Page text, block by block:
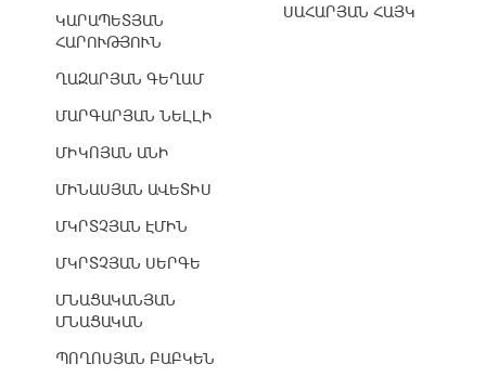
ԿԱՐԱՊԵՏՅԱՆ
ՀԱՐՈՒԹՅՈՒՆ
ՂԱԶԱՐՅԱՆ ԳԵՂԱՄ
ՄԱՐԳԱՐՅԱՆ ՆԵԼԼԻ
ՄԻԿՈՅԱՆ ԱՆԻ
ՄԻՆԱՍՅԱՆ ԱՎԵՏԻՍ
ՄԿՐՏՉՅԱՆ ԷՄԻՆ
ՄԿՐՏՉՅԱՆ ՍԵՐԳԵ
ՄՆԱՑԱԿԱՆՅԱՆ
ՄՆԱՑԱԿԱՆ
ՊՈՂՈՍՅԱՆ ԲԱԲԿԵՆ
ՍԱՀԱՐՅԱՆ ՀԱՅԿ